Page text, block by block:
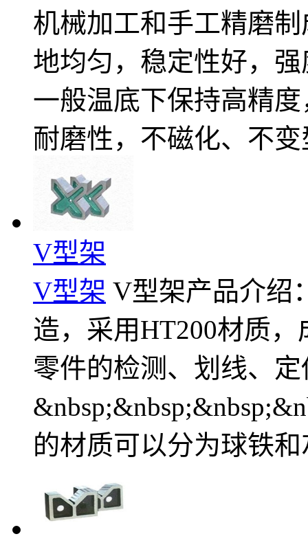
机械加工和手工精磨
地均匀，稳定性好，
一般温底下保持高精
耐磨性，不磁化、不变
V型架
V型架 V型架产品介绍
造，采用HT200材质
零件的检测、划线、
的材质可以分为球铁